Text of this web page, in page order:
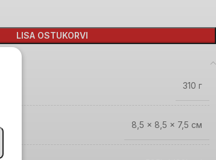
LISA OSTUKORVI
310 г
8,5 × 8,5 × 7,5 см